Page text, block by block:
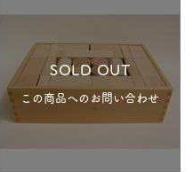
SOLD OUT
この商品へのお問い合わせ